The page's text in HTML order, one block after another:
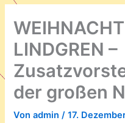
LINDGREN –
der großen
Vonadmin/17.